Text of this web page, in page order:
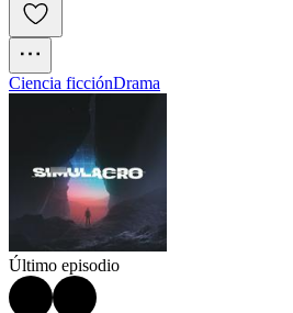
Ciencia ficciónDrama
Último episodio